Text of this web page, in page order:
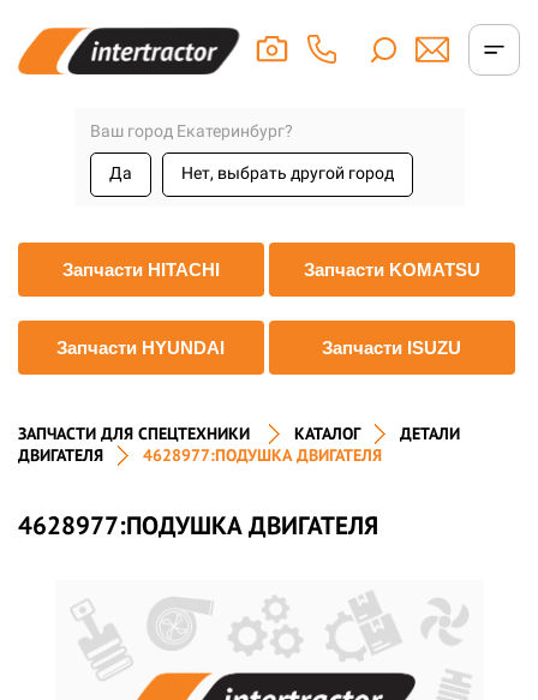
Ваш город Екатеринбург?
Да Нет, выбрать другой город
Запчасти HITACHI Запчасти KOMATSU
Запчасти HYUNDAI Запчасти ISUZU
ЗАПЧАСТИ ДЛЯ СПЕЦТЕХНИКИ КАТАЛОГ
ДЕТАЛИ
ДВИГАТЕЛЯ
4628977:ПОДУШКА ДВИГАТЕЛЯ
4628977:ПОДУШКА ДВИГАТЕЛЯ